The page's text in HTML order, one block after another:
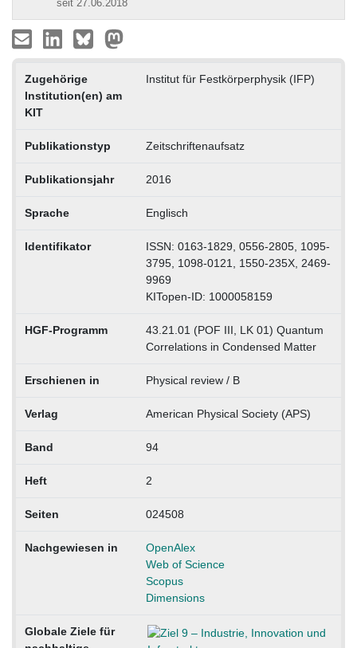
seit 27.06.2018
Zugehörige
Institution(en) am
KIT
Institut für Festkörperphysik (IFP)
Publikationstyp Zeitschriftenaufsatz
Publikationsjahr 2016
Sprache Englisch
Identifikator
ISSN: 0163-1829, 0556-2805, 1095-
3795, 1098-0121, 1550-235X, 2469-
9969
KITopen-ID: 1000058159
HGF-Programm
43.21.01 (POF III, LK 01) Quantum
Correlations in Condensed Matter
Erschienen in Physical review / B
Verlag American Physical Society (APS)
Band 94
Heft 2
Seiten 024508
Nachgewiesen in
OpenAlex
Web of Science
Scopus
Dimensions
Globale Ziele für